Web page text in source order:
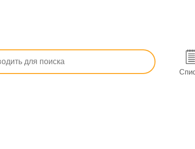
Гомеопатические Профилактика гриппа